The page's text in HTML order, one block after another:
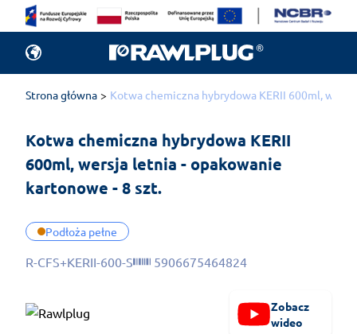
Strona główna Kotwa chemiczna hybrydowa KERII 600ml,
Kotwa chemiczna hybrydowa KERII
600ml, wersja letnia - opakowanie
kartonowe - 8 szt.
Podłoża pełne
R-CFS+KERII-600-S 5906675464824
Zobacz
wideo